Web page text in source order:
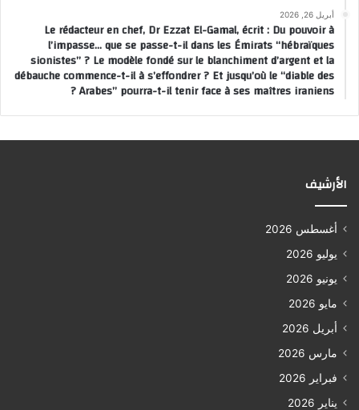
أبريل 26, 2026
Le rédacteur en chef, Dr Ezzat El-Gamal, écrit : Du pouvoir à
l’impasse… que se passe-t-il dans les Émirats “hébraïques
sionistes” ? Le modèle fondé sur le blanchiment d’argent et la
débauche commence-t-il à s’effondrer ? Et jusqu’où le “diable des
Arabes” pourra-t-il tenir face à ses maîtres iraniens ?
الأرشيف
أغسطس 2026
يوليو 2026
يونيو 2026
مايو 2026
أبريل 2026
مارس 2026
فبراير 2026
يناير 2026